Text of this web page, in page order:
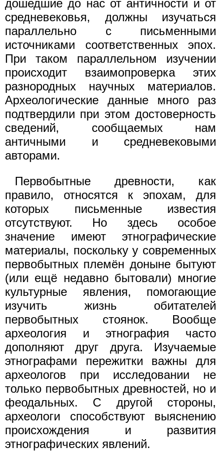
дошедшие до нас от античности и от
средневековья, должны изучаться
параллельно с письменными
источниками соответственных эпох.
При таком параллельном изучении
происходит взаимопроверка этих
разнородных научных материалов.
Археологические данные много раз
подтвердили при этом достоверность
сведений, сообщаемых нам
античными и средневековыми
авторами.
Первобытные древности, как
правило, относятся к эпохам, для
которых письменные известия
отсутствуют. Но здесь особое
значение имеют этнографические
материалы, поскольку у современных
первобытных племён доныне бытуют
(или ещё недавно бытовали) многие
культурные явления, помогающие
изучить жизнь обитателей
первобытных стоянок. Вообще
археология и этнография часто
дополняют друг друга. Изучаемые
этнографами пережитки важны для
археологов при исследовании не
только первобытных древностей, но и
феодальных. С другой стороны,
археологи способствуют выяснению
происхождения и развития
этнографических явлений.